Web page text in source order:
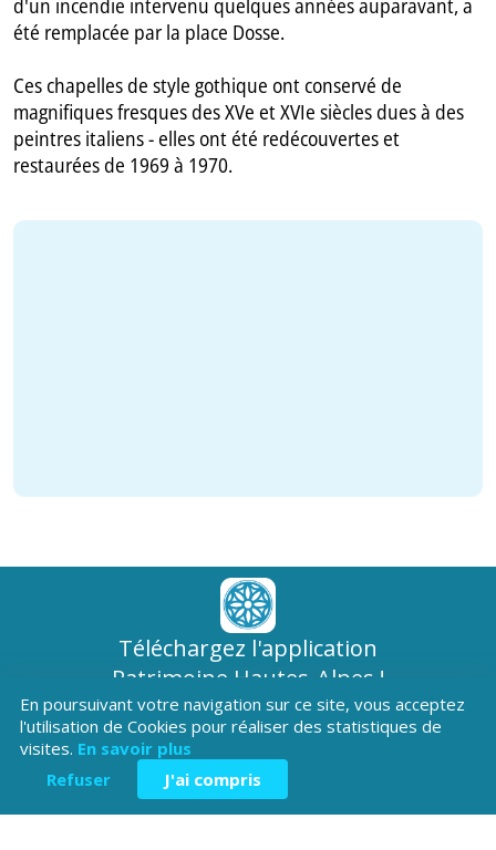
d'un incendie intervenu quelques années auparavant, a
été remplacée par la place Dosse.
Ces chapelles de style gothique ont conservé de
magnifiques fresques des XVe et XVIe siècles dues à des
peintres italiens - elles ont été redécouvertes et
restaurées de 1969 à 1970.
Téléchargez l'application
Patrimoine Hautes-Alpes !
En poursuivant votre navigation sur ce site, vous acceptez
l'utilisation de Cookies pour réaliser des statistiques de
visites. En savoir plus
Refuser
J'ai compris